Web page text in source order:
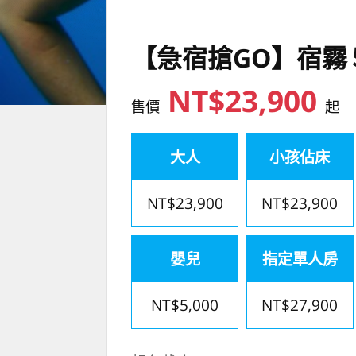
【急宿搶GO】宿
售價 NT$23,900起
大人
NT$23,900
小孩佔床
NT$23,900
嬰兒
NT$5,000
指定單人房
NT$27,900